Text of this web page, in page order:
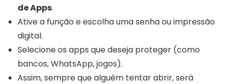
de Apps.
Ative a função e escolha uma senha ou impressão
digital.
Selecione os apps que deseja proteger (como
bancos, WhatsApp, jogos).
Assim, sempre que alguém tentar abrir, será